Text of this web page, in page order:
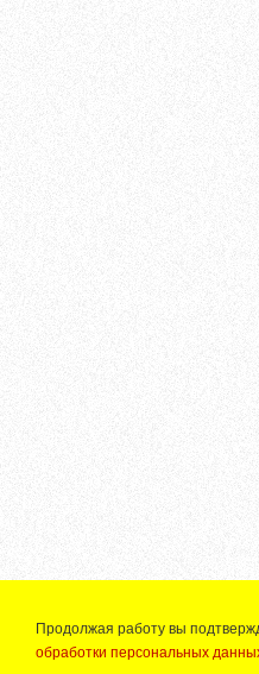
Продолжая работу вы
обработки персональных